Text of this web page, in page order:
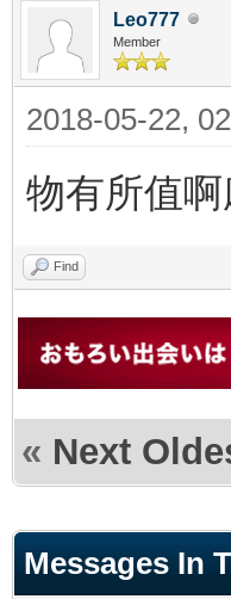
Leo777
Member
2018-05-22,
物有所值啊
Find
« Next
Messages In